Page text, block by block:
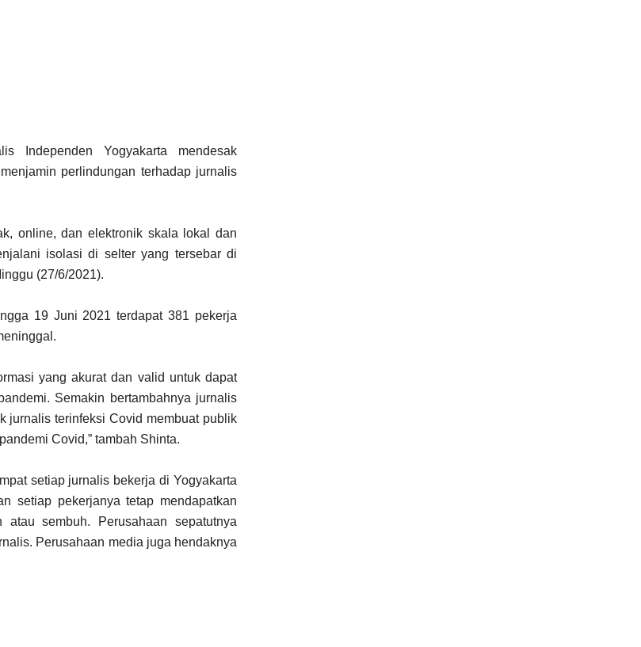
Independen Yogyakarta mendesak
perlindungan terhadap jurnalis
online, dan elektronik skala lokal dan
isolasi di selter yang tersebar di
(27/6/2021).
19 Juni 2021 terdapat 381 pekerja
yang akurat dan valid untuk dapat
Semakin bertambahnya jurnalis
jurnalis terinfeksi Covid membuat publik
Covid,” tambah Shinta.
setiap jurnalis bekerja di Yogyakarta
setiap pekerjanya tetap mendapatkan
sembuh. Perusahaan sepatutnya
Perusahaan media juga hendaknya